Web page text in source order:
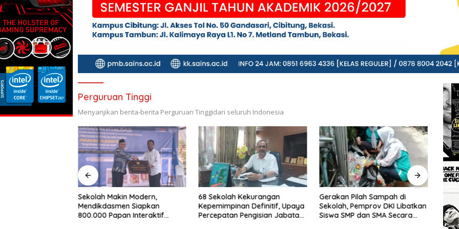
Perguruan Tinggi
Menyanjikan berita-berita Perguruan Tinggidari seluruh Indonesia
68 Sekolah Kekurangan
Kepemimpinan Definitif, Upaya
Percepatan Pengisian Jabatan
Gerakan Pilah Sampah di
Sekolah, Pemprov DKI Libatkan
Siswa SMP dan SMA Secara
Antisipasi Tawuran dan
Kenakalan Remaja, Polsek
Danurejan Intensifkan